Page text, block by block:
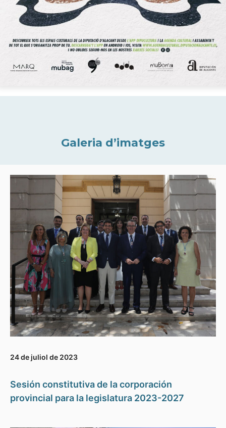
Galeria d’imatges
24 de juliol de 2023
Sesión constitutiva de la corporación
provincial para la legislatura 2023-2027